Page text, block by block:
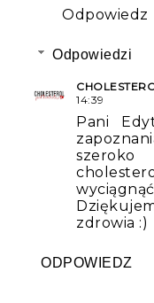
Odpowiedz
Odpowiedzi
14:39
Pani
zdrowia :)
ODPOWIEDZ